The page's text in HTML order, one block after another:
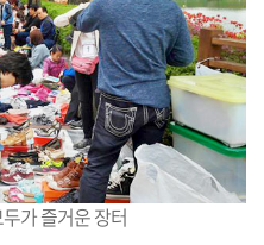
가 즐거운 장터